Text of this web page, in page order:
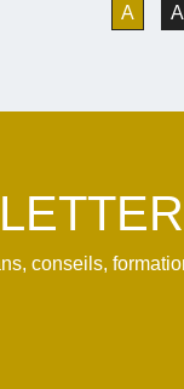
A A
conseils,